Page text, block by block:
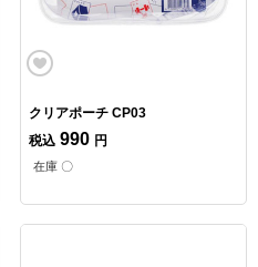
クリアポーチ CP03
税込 990 円
在庫 〇